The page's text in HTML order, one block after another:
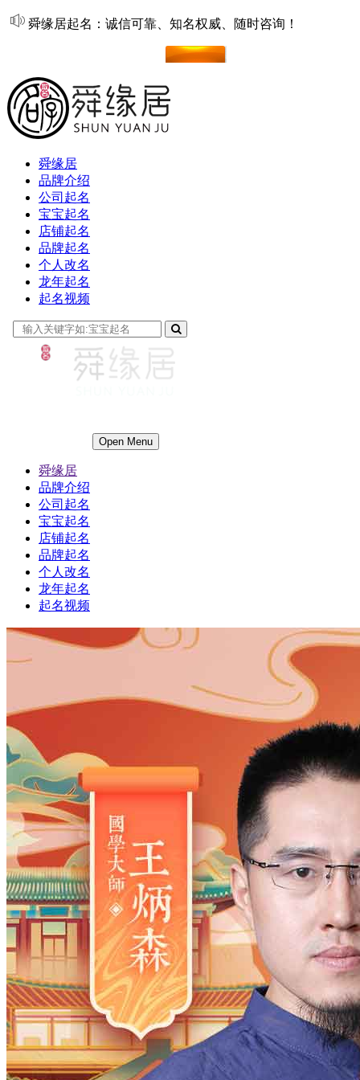
舜缘居起名：诚信可靠、知名权威、随时咨询！
舜缘居
品牌介绍
公司起名
宝宝起名
店铺起名
品牌起名
个人改名
龙年起名
起名视频
Open Menu
舜缘居
品牌介绍
公司起名
宝宝起名
店铺起名
品牌起名
个人改名
龙年起名
起名视频